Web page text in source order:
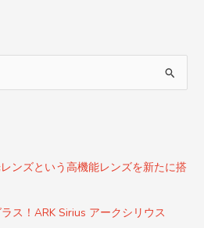
ンズという高機能レンズを新たに搭
ス！ARK Sirius アークシリウス